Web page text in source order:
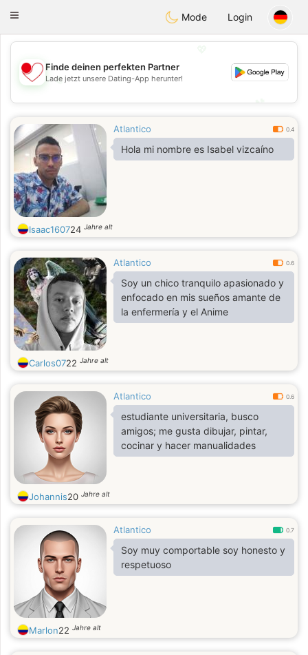
Chat
Toggle
Mode Login
💖
💕
Finde deinen perfekten Partner
Lade jetzt unsere Dating-App herunter!
Atlantico 0.4
Hola mi nombre es Isabel vizcaíno
Isaac160724 Jahre alt
Atlantico 0.6
Soy un chico tranquilo apasionado y
enfocado en mis sueños amante de
la enfermería y el Anime
Carlos0722 Jahre alt
Atlantico 0.6
estudiante universitaria, busco
amigos; me gusta dibujar, pintar,
cocinar y hacer manualidades
Johannis20 Jahre alt
Atlantico 0.7
Soy muy comportable soy honesto y
respetuoso
Marlon22 Jahre alt